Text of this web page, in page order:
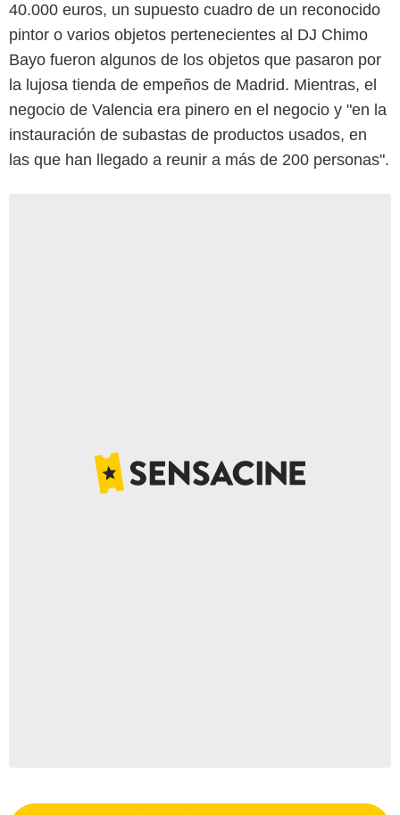
40.000 euros, un supuesto cuadro de un reconocido
pintor o varios objetos pertenecientes al DJ Chimo
Bayo fueron algunos de los objetos que pasaron por
la lujosa tienda de empeños de Madrid. Mientras, el
negocio de Valencia era pinero en el negocio y "en la
instauración de subastas de productos usados, en
las que han llegado a reunir a más de 200 personas".